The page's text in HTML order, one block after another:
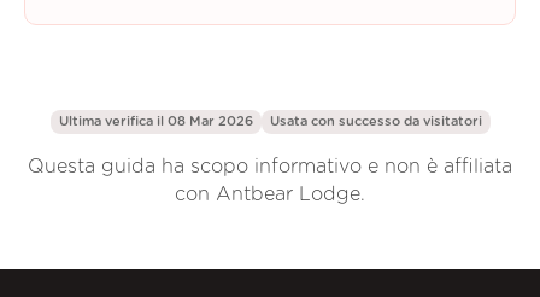
Ultima verifica il 08 Mar 2026 Usata con successo da visitatori
Questa guida ha scopo informativo e non è affiliata
con Antbear Lodge.